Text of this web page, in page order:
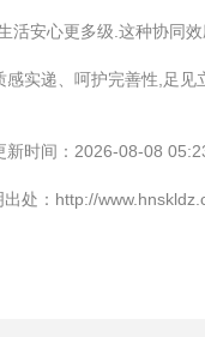
活安心更多级.这种协同
感实递、呵护完善性,足见
新时间：2026-08-08
处：http://